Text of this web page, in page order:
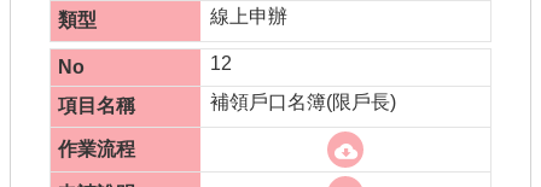
線上申辦
12
補領戶口名簿(限戶長)